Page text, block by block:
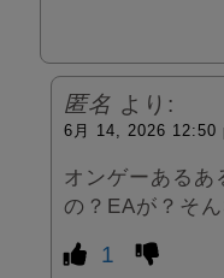
匿名 より:
6月 14, 2026 12:50
オンゲーあるあ
の？EAが？そ
1